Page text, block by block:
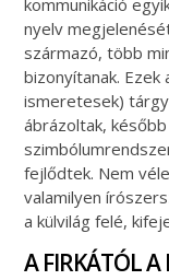
kommunikáció
nyelv
származó, több
bizonyítanak.
ismeretesek)
ábrázoltak,
fejlődtek. Nem
valamilyen
a külvilág felé,
A FIRKÁTÓL A